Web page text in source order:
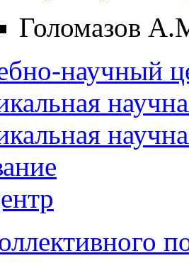
Голомазов
научный